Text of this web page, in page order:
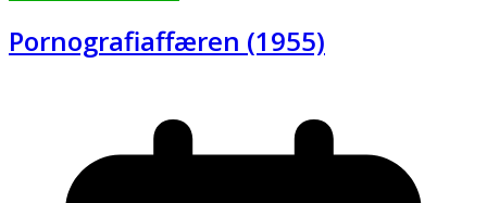
Pornografiaffæren (1955)